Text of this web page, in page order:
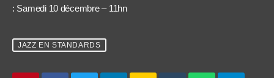
: Samedi 10 décembre – 11hn
JAZZ EN STANDARDS